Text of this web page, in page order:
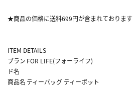
★商品の価格に送料699円が含まれております
ITEM DETAILS
ブラン
ド名
FOR LIFE(フォーライフ)
商品名 ティーバッグ ティーポット